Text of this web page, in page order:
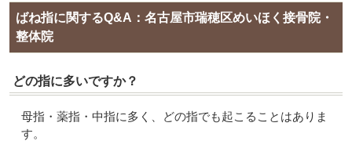
ばね指に関するQ&A：名古屋市瑞穂区めいほく接骨院・
整体院
どの指に多いですか？
母指・薬指・中指に多く、どの指でも起こることはありま
す。